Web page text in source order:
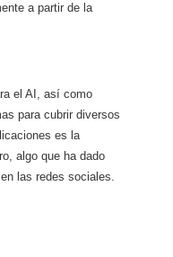
a partir de la
el AI, así como
para cubrir diversos
es la
algo que ha dado
las redes sociales.